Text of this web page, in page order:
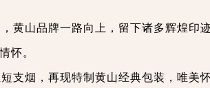
黄山品牌一路向上，留下诸多辉煌印
怀。
支烟，再现特制黄山经典包装，唯美